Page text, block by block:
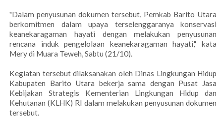
"Dalam penyusunan dokumen tersebut, Pemkab Barito Utara
berkomitmen dalam upaya terselenggaranya konservasi
keanekaragaman hayati dengan melakukan penyusunan
rencana induk pengelolaan keanekaragaman hayati," kata
Mery di Muara Teweh, Sabtu (21/10).
Kegiatan tersebut dilaksanakan oleh Dinas Lingkungan Hidup
Kabupaten Barito Utara bekerja sama dengan Pusat Jasa
Kebijakan Strategis Kementerian Lingkungan Hidup dan
Kehutanan (KLHK) RI dalam melakukan penyusunan dokumen
tersebut.